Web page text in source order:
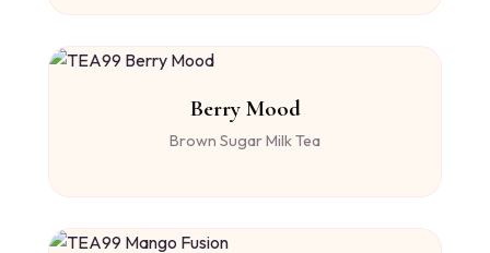
Berry Mood
Brown Sugar Milk Tea